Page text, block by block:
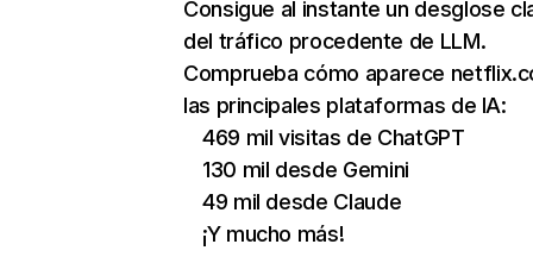
Consigue al instante un desglose
del tráfico procedente de LLM.
Comprueba cómo aparece
las principales plataformas de IA:
469 mil visitas de ChatGPT
130 mil desde Gemini
49 mil desde Claude
¡Y mucho más!